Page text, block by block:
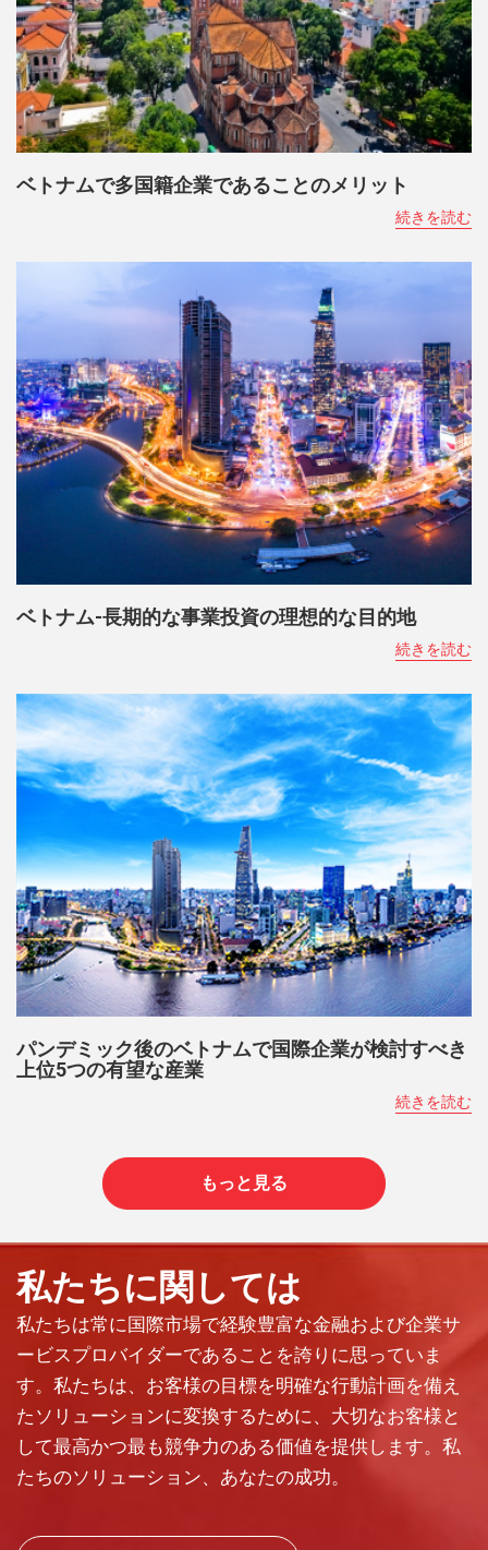
ベトナムで多国籍企業であることのメリット
続きを読む
ベトナム-長期的な事業投資の理想的な目的地
続きを読む
パンデミック後のベトナムで国際企業が検討すべき
上位5つの有望な産業
続きを読む
もっと見る
私たちに関しては
私たちは常に国際市場で経験豊富な金融および企業サ
ービスプロバイダーであることを誇りに思っていま
す。私たちは、お客様の目標を明確な行動計画を備え
たソリューションに変換するために、大切なお客様と
して最高かつ最も競争力のある価値を提供します。私
たちのソリューション、あなたの成功。